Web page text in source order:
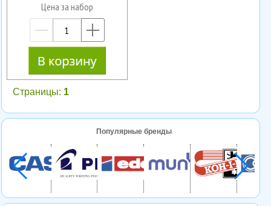
Цена за набор
—
Страницы: 1
Популярные бренды